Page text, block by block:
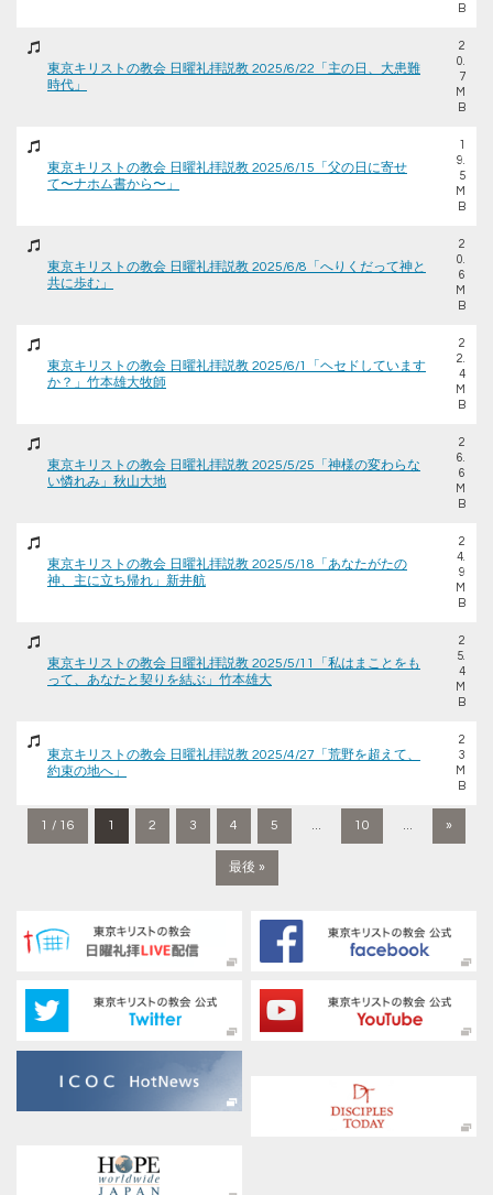
B
東京キリストの教会 日曜礼拝説教 2025/6/22「主の日、大患難
時代」
2
0.
7
M
B
東京キリストの教会 日曜礼拝説教 2025/6/15「父の日に寄せ
て〜ナホム書から〜」
1
9.
5
M
B
東京キリストの教会 日曜礼拝説教 2025/6/8「へりくだって神と
共に歩む」
2
0.
6
M
B
東京キリストの教会 日曜礼拝説教 2025/6/1「ヘセドしています
か？」竹本雄大牧師
2
2.
4
M
B
東京キリストの教会 日曜礼拝説教 2025/5/25「神様の変わらな
い憐れみ」秋山大地
2
6.
6
M
B
東京キリストの教会 日曜礼拝説教 2025/5/18「あなたがたの
神、主に立ち帰れ」新井航
2
4.
9
M
B
東京キリストの教会 日曜礼拝説教 2025/5/11「私はまことをも
って、あなたと契りを結ぶ」竹本雄大
2
5.
4
M
B
東京キリストの教会 日曜礼拝説教 2025/4/27「荒野を超えて、
約束の地へ」
2
3
M
B
1 / 16 1 2 3 4 5 ... 10 ... »
最後 »